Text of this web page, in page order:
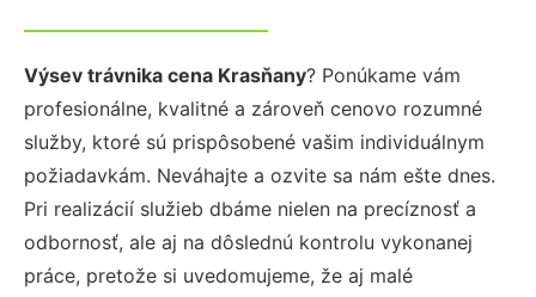
Výsev trávnika cena Krasňany? Ponúkame vám
profesionálne, kvalitné a zároveň cenovo rozumné
služby, ktoré sú prispôsobené vašim individuálnym
požiadavkám. Neváhajte a ozvite sa nám ešte dnes.
Pri realizácií služieb dbáme nielen na precíznosť a
odbornosť, ale aj na dôslednú kontrolu vykonanej
práce, pretože si uvedomujeme, že aj malé